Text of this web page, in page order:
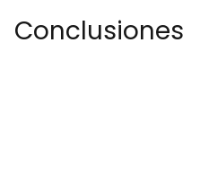
Conclusiones